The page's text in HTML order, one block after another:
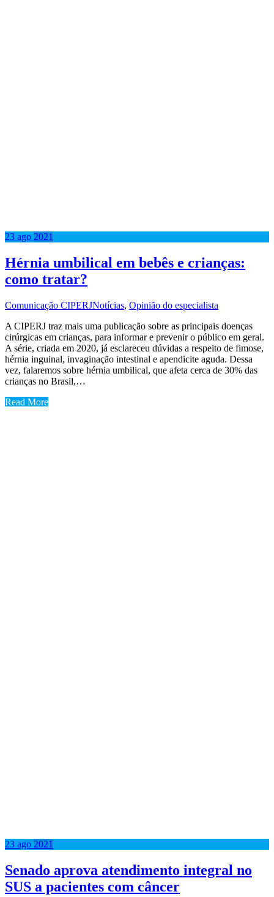
23 ago 2021
Hérnia umbilical em bebês e crianças:
como tratar?
Comunicação CIPERJNotícias, Opinião do especialista
A CIPERJ traz mais uma publicação sobre as principais doenças
cirúrgicas em crianças, para informar e prevenir o público em geral.
A série, criada em 2020, já esclareceu dúvidas a respeito de fimose,
hérnia inguinal, invaginação intestinal e apendicite aguda. Dessa
vez, falaremos sobre hérnia umbilical, que afeta cerca de 30% das
crianças no Brasil,…
Read More
23 ago 2021
Senado aprova atendimento integral no
SUS a pacientes com câncer